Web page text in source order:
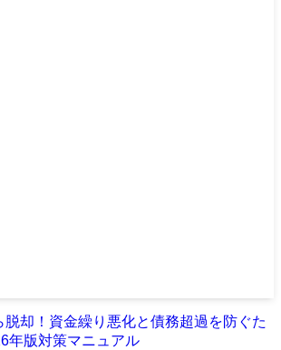
脱却！資金繰り悪化と債務超過を防ぐた
年版対策マニュアル